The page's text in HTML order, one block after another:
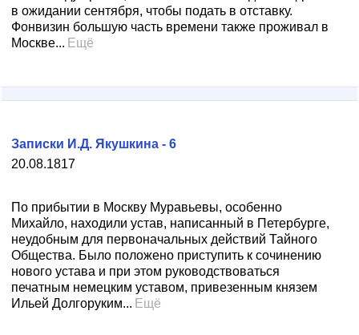
в ожидании сентября, чтобы подать в отставку.
Фонвизин большую часть времени также проживал в
Москве... Ещё
20.08.1817
Записки И.Д. Якушкина - 6
По прибытии в Москву Муравьевы, особенно
Михайло, находили устав, написанный в Петербурге,
неудобным для первоначальных действий Тайного
Общества. Было положено приступить к сочинению
нового устава и при этом руководствоваться
печатным немецким уставом, привезенным князем
Ильей Долгоруким... Ещё